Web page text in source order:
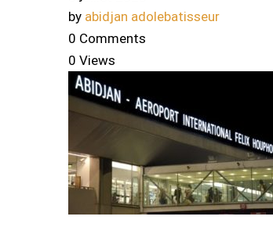
by abidjan adolebatisseur
0 Comments
0 Views